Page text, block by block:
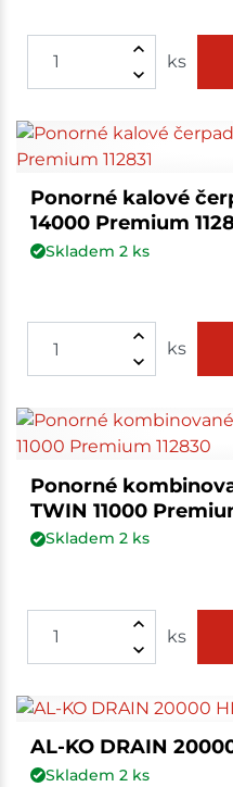
ks
Ponorné kalové
14000 Premium
Skladem 2ks
ks
Ponorné
TWIN 11000
Skladem 2ks
ks
AL-KO DRAIN
Skladem 2ks